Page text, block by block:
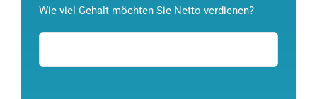
Wie viel Gehalt möchten Sie Netto verdienen?